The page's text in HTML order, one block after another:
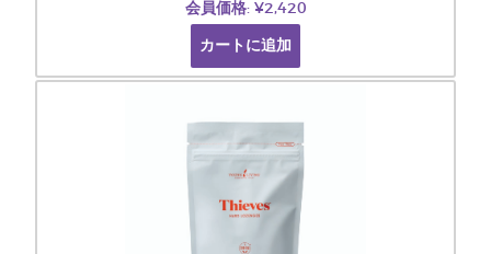
会員価格: ¥2,420
カートに追加